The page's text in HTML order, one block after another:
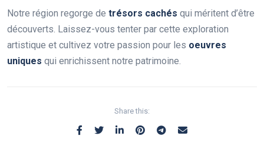
Notre région regorge de trésors cachés qui méritent d’être
découverts. Laissez-vous tenter par cette exploration
artistique et cultivez votre passion pour les oeuvres
uniques qui enrichissent notre patrimoine.
Share this: